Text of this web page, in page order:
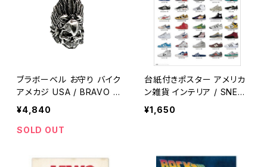
ブラボーベル お守り バイク
アメカジ USA / BRAVO B
ELLS USA biker bell luc
ky charm 【E045】
¥4,840
SOLD OUT
台紙付きポスター アメリカ
ン雑貨 インテリア / SNEAK
ERS．Hall of fame metal
wall decor garage deco
¥1,650